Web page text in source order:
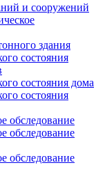
и сооружений
здания
состояния
состояния дома
состояния
обследование
обследование
обследование